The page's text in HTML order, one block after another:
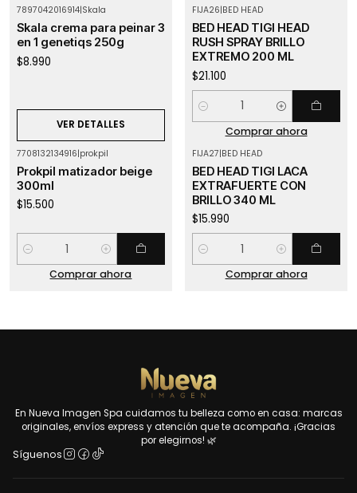
7897042016914|Skala
Skala crema para peinar 3
en 1 genetiqs 250g
$8.990
VER DETALLES
FIJA26|BED HEAD
BED HEAD TIGI HEAD
RUSH SPRAY BRILLO
EXTREMO 200 ML
$21.100
Cantidad
Comprar ahora
7708132134916|prokpil
Prokpil matizador beige
300ml
$15.500
Cantidad
Comprar ahora
FIJA27|BED HEAD
BED HEAD TIGI LACA
EXTRAFUERTE CON
BRILLO 340 ML
$15.990
Cantidad
Comprar ahora
En Nueva Imagen Spa cuidamos tu belleza como en casa: marcas
originales, envíos express y atención que te acompaña. ¡Gracias
por elegirnos! 🌿
Síguenos